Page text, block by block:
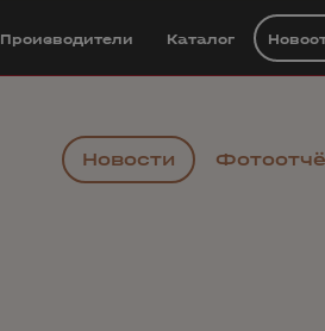
Производители Каталог
Новости